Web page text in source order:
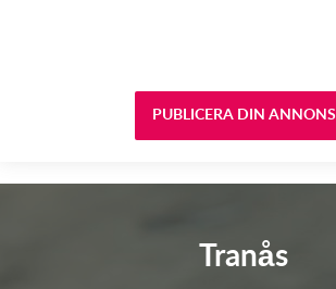
PUBLICERA DIN ANNONS
Tranås